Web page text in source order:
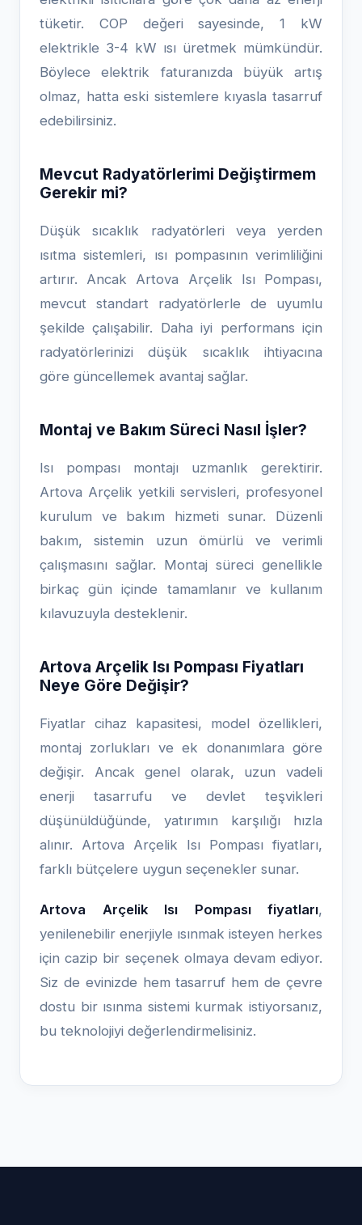
tüketir. COP değeri sayesinde, 1 kW
elektrikle 3-4 kW ısı üretmek mümkündür.
Böylece elektrik faturanızda büyük artış
olmaz, hatta eski sistemlere kıyasla tasarruf
edebilirsiniz.
Mevcut Radyatörlerimi Değiştirmem
Gerekir mi?
Düşük sıcaklık radyatörleri veya yerden
ısıtma sistemleri, ısı pompasının verimliliğini
artırır. Ancak Artova Arçelik Isı Pompası,
mevcut standart radyatörlerle de uyumlu
şekilde çalışabilir. Daha iyi performans için
radyatörlerinizi düşük sıcaklık ihtiyacına
göre güncellemek avantaj sağlar.
Montaj ve Bakım Süreci Nasıl İşler?
Isı pompası montajı uzmanlık gerektirir.
Artova Arçelik yetkili servisleri, profesyonel
kurulum ve bakım hizmeti sunar. Düzenli
bakım, sistemin uzun ömürlü ve verimli
çalışmasını sağlar. Montaj süreci genellikle
birkaç gün içinde tamamlanır ve kullanım
kılavuzuyla desteklenir.
Artova Arçelik Isı Pompası Fiyatları
Neye Göre Değişir?
Fiyatlar cihaz kapasitesi, model özellikleri,
montaj zorlukları ve ek donanımlara göre
değişir. Ancak genel olarak, uzun vadeli
enerji tasarrufu ve devlet teşvikleri
düşünüldüğünde, yatırımın karşılığı hızla
alınır. Artova Arçelik Isı Pompası fiyatları,
farklı bütçelere uygun seçenekler sunar.
Artova Arçelik Isı Pompası fiyatları,
yenilenebilir enerjiyle ısınmak isteyen herkes
için cazip bir seçenek olmaya devam ediyor.
Siz de evinizde hem tasarruf hem de çevre
dostu bir ısınma sistemi kurmak istiyorsanız,
bu teknolojiyi değerlendirmelisiniz.